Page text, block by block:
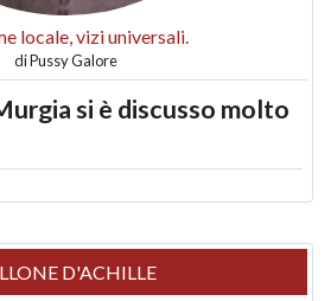
locale, vizi universali.
diPussy Galore
si è discusso molto
D'ACHILLE